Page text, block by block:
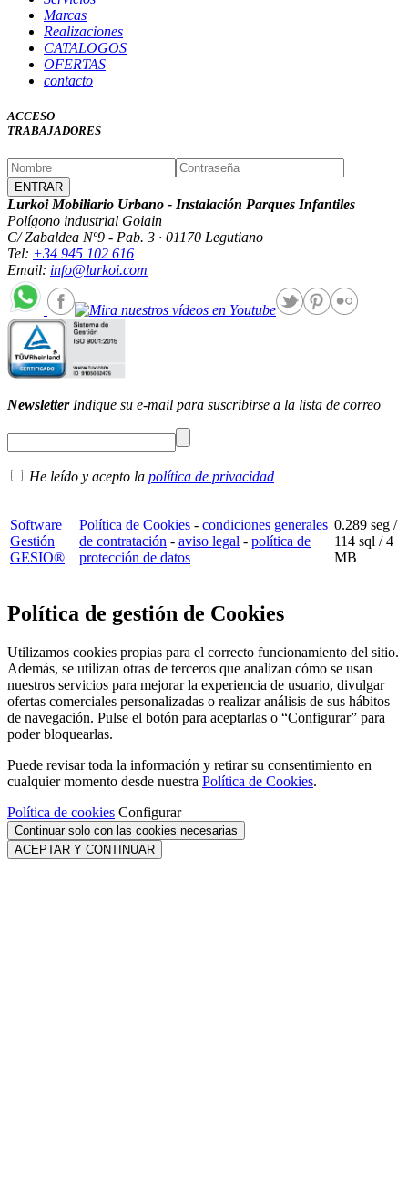
Marcas
Realizaciones
CATALOGOS
OFERTAS
contacto
ACCESO
TRABAJADORES
Lurkoi Mobiliario Urbano - Instalación Parques Infantiles
Polígono industrial Goiain
C/ Zabaldea Nº9 - Pab. 3 · 01170 Legutiano
Tel: +34 945 102 616
Email: info@lurkoi.com
NewsletterIndique su e-mail para suscribirse a la lista de correo
He leído y acepto la política de privacidad
Software
Gestión
GESIO®
Política de Cookies - condiciones generales
de contratación - aviso legal - política de
protección de datos
0.289 seg /
114 sql / 4
MB
Política de gestión de Cookies
Utilizamos cookies propias para el correcto funcionamiento del sitio.
Además, se utilizan otras de terceros que analizan cómo se usan
nuestros servicios para mejorar la experiencia de usuario, divulgar
ofertas comerciales personalizadas o realizar análisis de sus hábitos
de navegación. Pulse el botón para aceptarlas o “Configurar” para
poder bloquearlas.
Puede revisar toda la información y retirar su consentimiento en
cualquier momento desde nuestra Política de Cookies.
Política de cookies Configurar
Continuar solo con las cookies necesarias
ACEPTAR Y CONTINUAR